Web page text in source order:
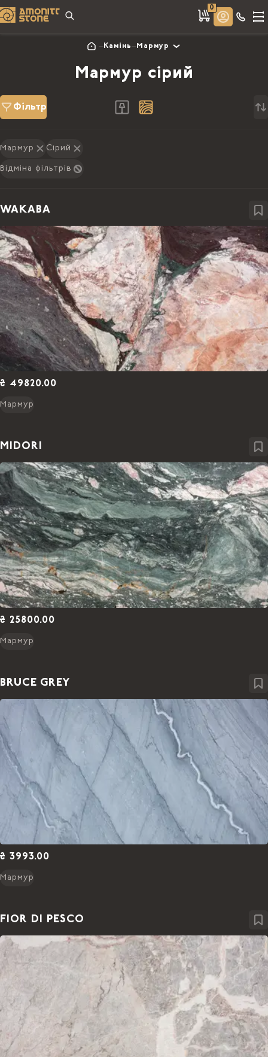
0
Камінь Мармур
Мармур сірий
Фільтр
Мармур Сірий
Відміна фільтрів
WAKABA
₴ 49820.00
Мармур
MIDORI
₴ 25800.00
Мармур
BRUCE GREY
₴ 3993.00
Мармур
FIOR DI PESCO